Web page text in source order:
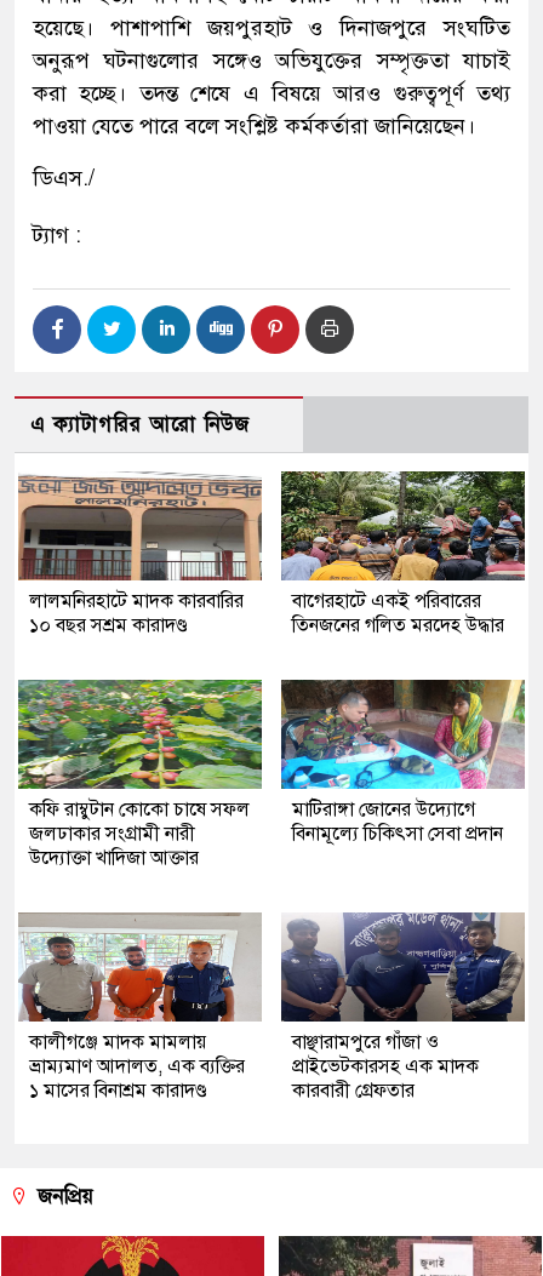
হয়েছে। পাশাপাশি জয়পুরহাট ও দিনাজপুরে সংঘটিত
অনুরূপ ঘটনাগুলোর সঙ্গেও অভিযুক্তের সম্পৃক্ততা যাচাই
করা হচ্ছে। তদন্ত শেষে এ বিষয়ে আরও গুরুত্বপূর্ণ তথ্য
পাওয়া যেতে পারে বলে সংশ্লিষ্ট কর্মকর্তারা জানিয়েছেন।
ডিএস./
ট্যাগ :
এ ক্যাটাগরির আরো নিউজ
লালমনিরহাটে মাদক কারবারির
১০ বছর সশ্রম কারাদণ্ড
‎বাগেরহাটে একই পরিবারের
তিনজনের গলিত মরদেহ উদ্ধার
কফি রাম্বুটান কোকো চাষে সফল
জলঢাকার সংগ্রামী নারী
উদ্যোক্তা খাদিজা আক্তার
মাটিরাঙ্গা জোনের উদ্যোগে
বিনামূল্যে চিকিৎসা সেবা প্রদান
কালীগঞ্জে মাদক মামলায়
ভ্রাম্যমাণ আদালত, এক ব্যক্তির
১ মাসের বিনাশ্রম কারাদণ্ড
বাঞ্ছারামপুরে গাঁজা ও
প্রাইভেটকারসহ এক মাদক
কারবারী গ্রেফতার
জনপ্রিয়